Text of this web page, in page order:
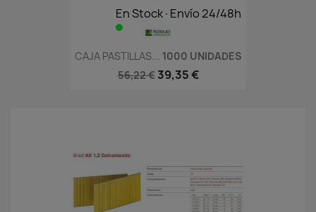
En Stock·Envío 24/48h
CAJA PASTILLAS... 1000 UNIDADES
56,22 € 39,35 €